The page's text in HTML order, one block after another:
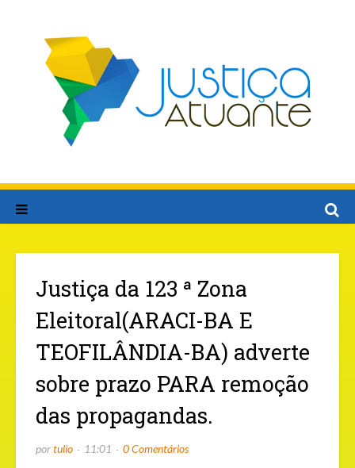
Justiça da 123 ª Zona
Eleitoral(ARACI-BA E
TEOFILÂNDIA-BA) adverte
sobre prazo PARA remoção
das propagandas.
portulio 11:01 0 Comentários